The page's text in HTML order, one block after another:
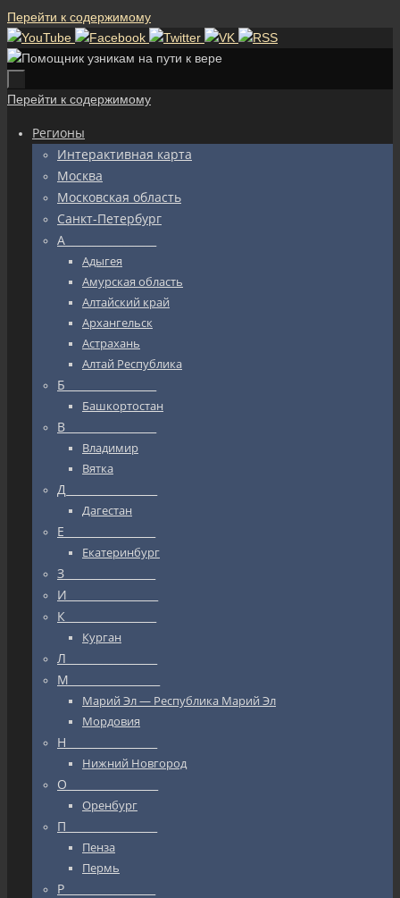
Перейти к содержимому
Перейти к содержимому
Регионы
Интерактивная карта
Москва
Московская область
Санкт-Петербург
А_________________
Адыгея
Амурская область
Алтайский край
Архангельск
Астрахань
Алтай Республика
Б_________________
Башкортостан
В_________________
Владимир
Вятка
Д_________________
Дагестан
Е_________________
Екатеринбург
З_________________
И_________________
К_________________
Курган
Л_________________
М_________________
Марий Эл — Республика Марий Эл
Мордовия
Н_________________
Нижний Новгород
О_________________
Оренбург
П_________________
Пенза
Пермь
Р_________________